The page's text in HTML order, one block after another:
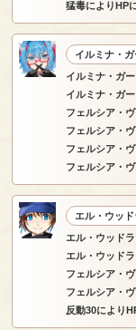
猛毒によりHP
イルミナ・
イルミナ・ガ
イルミナ・ガ
フェルシア・
フェルシア・
フェルシア・
フェルシア・
エル・ウッド
エル・ウッド
エル・ウッド
フェルシア・
フェルシア・
反動30により